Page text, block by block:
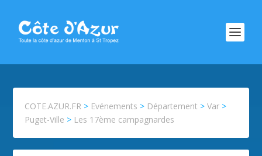
COTE.AZUR.FR > Evénements > Département >Var >
Puget-Ville > Les 17ème campagnardes